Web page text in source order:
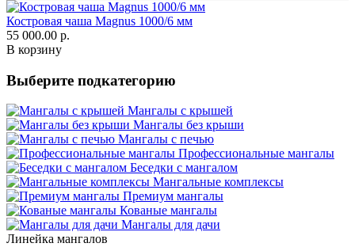
Костровая чаша Magnus 1000/6 мм
55 000.00 р.
В корзину
Выберите подкатегорию
Мангалы с крышей
Мангалы без крыши
Мангалы с печью
Профессиональные мангалы
Беседки с мангалом
Мангальные комплексы
Премиум мангалы
Кованые мангалы
Мангалы для дачи
Линейка мангалов